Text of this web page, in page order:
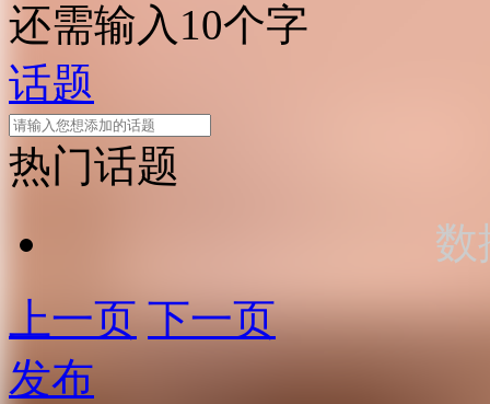
还需输入10个字
话题
热门话题
数
上一页 下一页
发布